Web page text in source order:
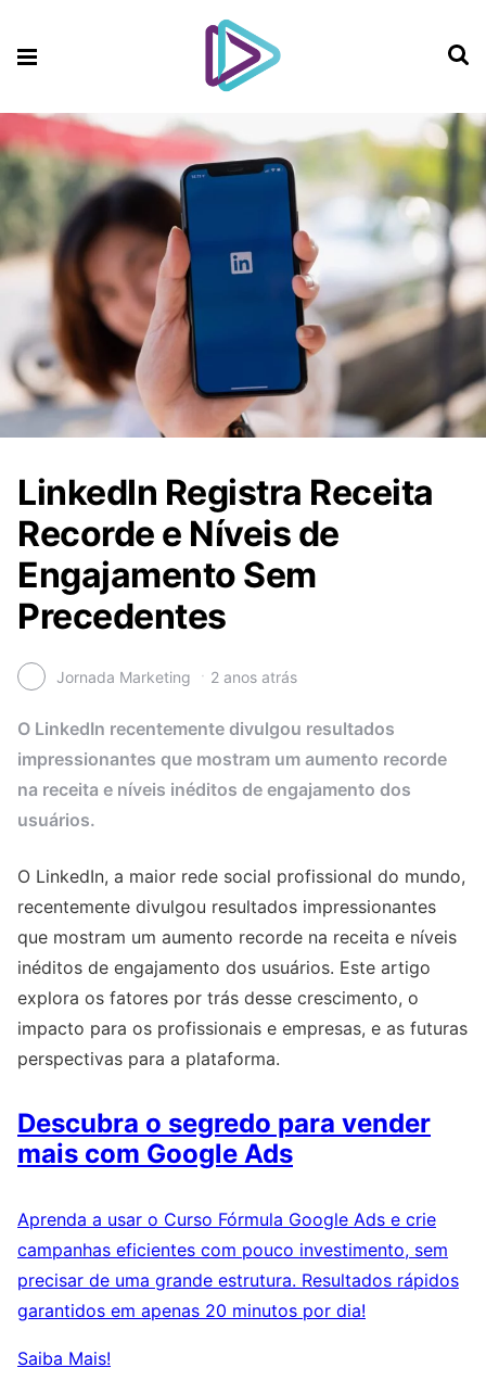
LinkedIn Registra Receita
Recorde e Níveis de
Engajamento Sem
Precedentes
Jornada Marketing 2 anos atrás
O LinkedIn recentemente divulgou resultados
impressionantes que mostram um aumento recorde
na receita e níveis inéditos de engajamento dos
usuários.
O LinkedIn, a maior rede social profissional do mundo,
recentemente divulgou resultados impressionantes
que mostram um aumento recorde na receita e níveis
inéditos de engajamento dos usuários. Este artigo
explora os fatores por trás desse crescimento, o
impacto para os profissionais e empresas, e as futuras
perspectivas para a plataforma.
Descubra o segredo para vender
mais com Google Ads
Aprenda a usar o Curso Fórmula Google Ads e crie
campanhas eficientes com pouco investimento, sem
precisar de uma grande estrutura. Resultados rápidos
garantidos em apenas 20 minutos por dia!
Saiba Mais!